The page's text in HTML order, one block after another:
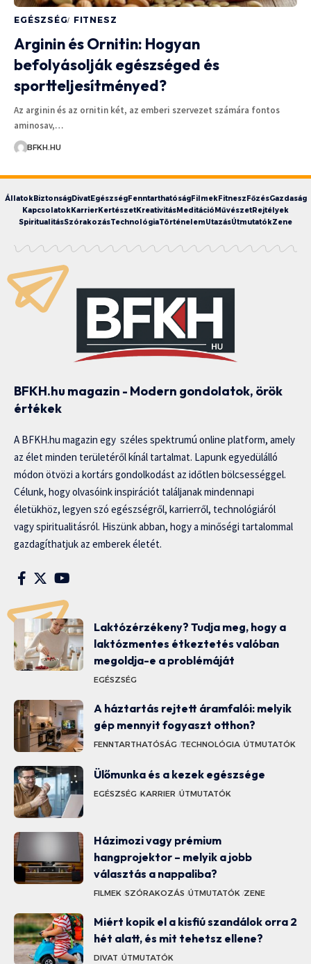
EGÉSZSÉG FITNESZ
Arginin és Ornitin: Hogyan
befolyásolják egészséged és
sportteljesítményed?
Az arginin és az ornitin két, az emberi szervezet számára fontos
aminosav,…
BFKH.HU
ÁllatokBiztonságDivatEgészségFenntarthatóságFilmekFitnesz FőzésGazdaság
KapcsolatokKarrierKertészetKreativitásMeditáció MűvészetRejtélyek
SpiritualitásSzórakozásTechnológiaTörténelemUtazásÚtmutatókZene
BFKH.hu magazin - Modern gondolatok, örök
értékek
A BFKH.hu magazin egy széles spektrumú online platform, amely
az élet minden területéről kínál tartalmat. Lapunk egyedülálló
módon ötvözi a kortárs gondolkodást az időtlen bölcsességgel.
Célunk, hogy olvasóink inspirációt találjanak mindennapi
életükhöz, legyen szó egészségről, karrierről, technológiáról
vagy spiritualitásról. Hiszünk abban, hogy a minőségi tartalommal
gazdagíthatjuk az emberek életét.
Laktózérzékeny? Tudja meg, hogy a
laktózmentes étkeztetés valóban
megoldja-e a problémáját
EGÉSZSÉG
A háztartás rejtett áramfalói: melyik
gép mennyit fogyaszt otthon?
FENNTARTHATÓSÁG TECHNOLÓGIA ÚTMUTATÓK
Ülőmunka és a kezek egészsége
EGÉSZSÉG KARRIER ÚTMUTATÓK
Házimozi vagy prémium
hangprojektor – melyik a jobb
választás a nappaliba?
FILMEK SZÓRAKOZÁS ÚTMUTATÓK ZENE
Miért kopik el a kisfiú szandálok orra 2
hét alatt, és mit tehetsz ellene?
DIVAT ÚTMUTATÓK